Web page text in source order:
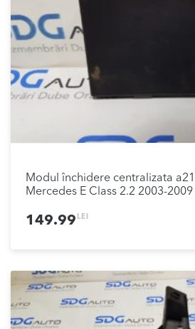
Modul închidere centralizata
Mercedes E Class 2.2 2003-2009
149.99 LEI